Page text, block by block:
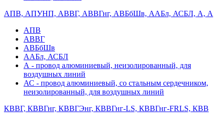
АПВ, АПУНП, АВВГ, АВВГнг, АВБбШв, ААБл, АСБЛ, А, А
АПВ
АВВГ
АВБбШв
ААБл, АСБЛ
А - провод алюминиевый, неизолированный, для
воздушных линий
АС - провод алюминиевый, со стальным сердечником,
неизолированный, для воздушных линий
КВВГ, КВВГнг, КВВГЭнг, КВВГнг-LS, КВВГнг-FRLS, КВВ